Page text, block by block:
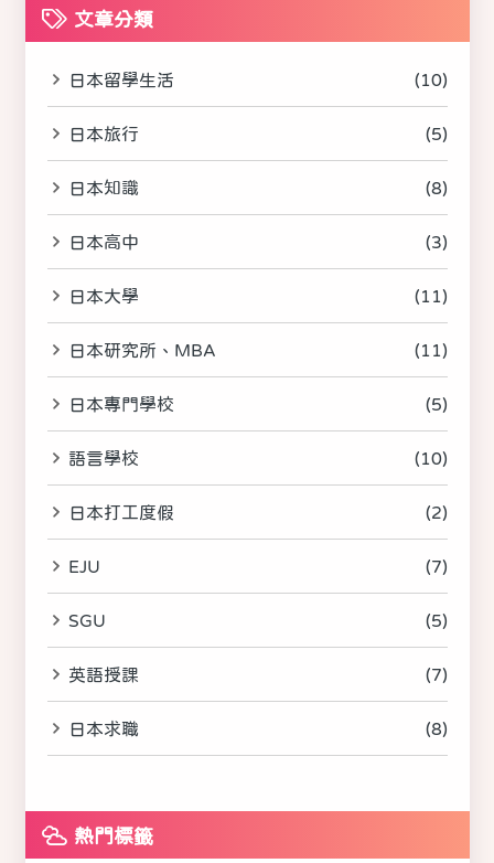
文章分類
日本留學生活 (10)
日本旅行 (5)
日本知識 (8)
日本高中 (3)
日本大學 (11)
日本研究所、MBA (11)
日本專門學校 (5)
語言學校 (10)
日本打工度假 (2)
EJU (7)
SGU (5)
英語授課 (7)
日本求職 (8)
熱門標籤